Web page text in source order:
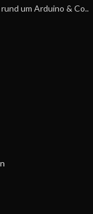
um Arduino & Co..